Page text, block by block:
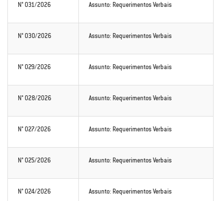
N° 031/2026 Assunto: Requerimentos Verbais
N° 030/2026 Assunto: Requerimentos Verbais
N° 029/2026 Assunto: Requerimentos Verbais
N° 028/2026 Assunto: Requerimentos Verbais
N° 027/2026 Assunto: Requerimentos Verbais
N° 025/2026 Assunto: Requerimentos Verbais
N° 024/2026 Assunto: Requerimentos Verbais